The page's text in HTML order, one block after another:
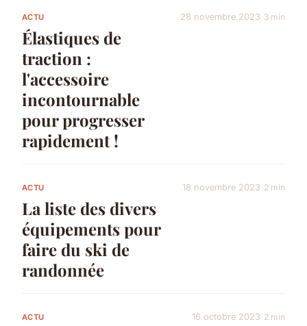
ACTU
Élastiques de
traction :
l'accessoire
incontournable
pour progresser
rapidement !
28 novembre 2023 3 min
ACTU
La liste des divers
équipements pour
faire du ski de
randonnée
18 novembre 2023 2 min
ACTU 16 octobre 2023 2 min